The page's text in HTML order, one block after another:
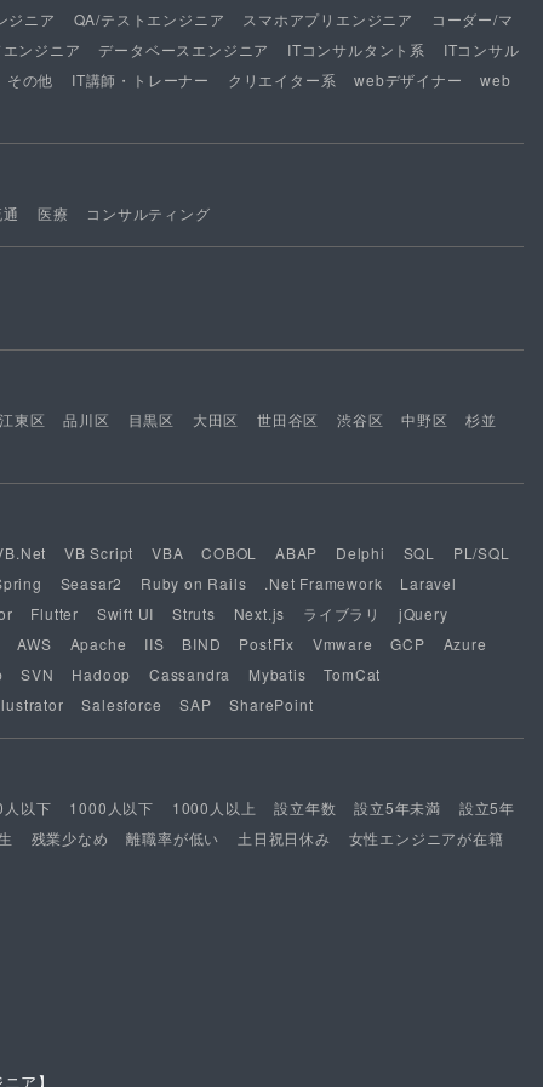
ジニア QA/テストエンジニア スマホアプリエンジニア
コーダー/マ
ンジニア
データベースエンジニア ITコンサルタント系
ITコンサル
その他
IT講師・トレーナー クリエイター系 webデザイナー web
医療 コンサルティング
江東区 品川区 目黒区 大田区 世田谷区 渋谷区 中野区 杉並
VB Script VBA COBOL ABAP Delphi SQL
PL/SQL
Seasar2 Ruby on Rails .Net Framework
Laravel
Flutter Swift UI Struts Next.js ライブラリ
jQuery
AWS
Apache IIS BIND PostFix Vmware GCP
Azure
SVN Hadoop Cassandra Mybatis
TomCat
Salesforce SAP SharePoint
以下 1000人以下 1000人以上 設立年数 設立5年未満
設立5年
残業少なめ 離職率が低い 土日祝日休み 女性エンジニアが在籍
ア】